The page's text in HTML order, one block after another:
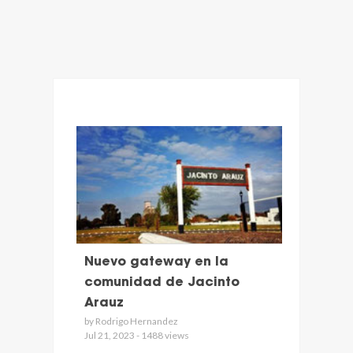
Nuevo gateway en la
comunidad de Jacinto
Arauz
by Rodrigo Hernandez
Jul 21, 2023 - 1488 views